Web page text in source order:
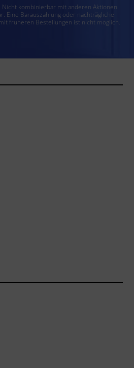
kombinierbar mit anderen Aktionen.
Eine Barauszahlung oder nachträgliche
früheren Bestellungen ist nicht möglich.